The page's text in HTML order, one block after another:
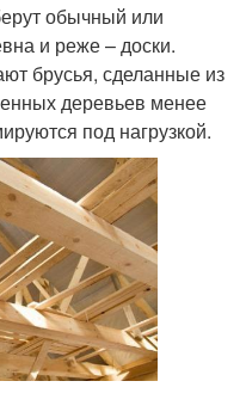
обычный или
и реже – доски.
брусья, сделанные из
деревьев менее
под нагрузкой.